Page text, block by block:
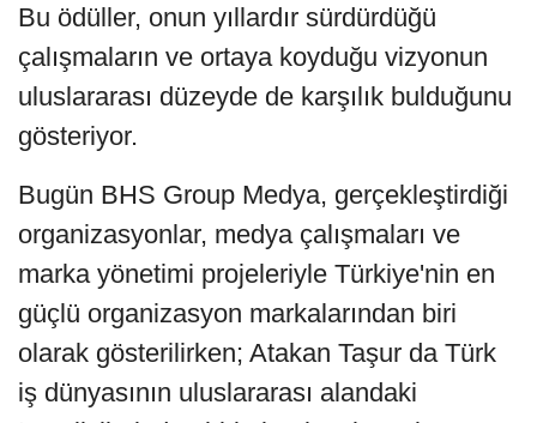
Bu ödüller, onun yıllardır sürdürdüğü
çalışmaların ve ortaya koyduğu vizyonun
uluslararası düzeyde de karşılık bulduğunu
gösteriyor.
Bugün BHS Group Medya, gerçekleştirdiği
organizasyonlar, medya çalışmaları ve
marka yönetimi projeleriyle Türkiye'nin en
güçlü organizasyon markalarından biri
olarak gösterilirken; Atakan Taşur da Türk
iş dünyasının uluslararası alandaki